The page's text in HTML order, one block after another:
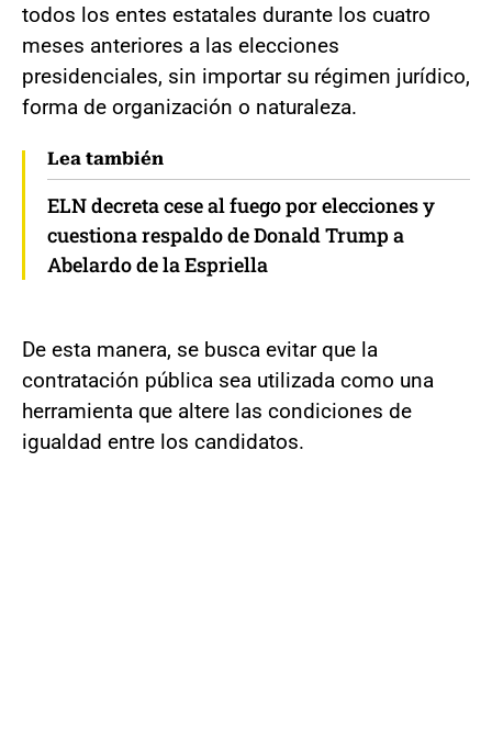
todos los entes estatales durante los cuatro
meses anteriores a las elecciones
presidenciales, sin importar su régimen jurídico,
forma de organización o naturaleza.
Lea también
ELN decreta cese al fuego por elecciones y
cuestiona respaldo de Donald Trump a
Abelardo de la Espriella
De esta manera, se busca evitar que la
contratación pública sea utilizada como una
herramienta que altere las condiciones de
igualdad entre los candidatos.